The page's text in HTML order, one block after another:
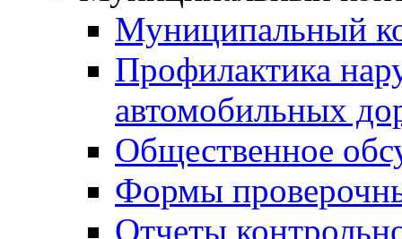
Муниципальный
Профилактика
автомобильных
Общественное
Формы
Отчеты